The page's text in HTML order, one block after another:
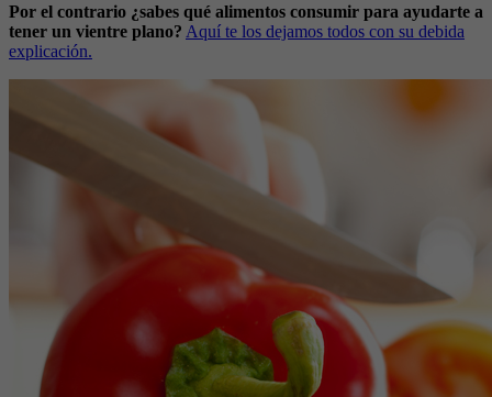
Por el contrario ¿sabes qué alimentos consumir para ayudarte a
tener un vientre plano? Aquí te los dejamos todos con su debida
explicación.